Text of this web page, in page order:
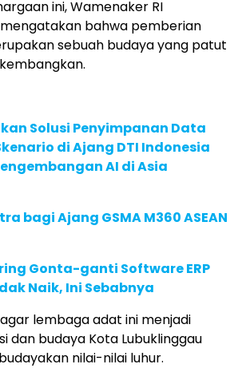
ini, Wamenaker RI
bahwa pemberian
sebuah budaya yang patut
Solusi Penyimpanan Data
di Ajang DTI Indonesia
AI di Asia
bagi Ajang GSMA M360 ASEAN
Gonta-ganti Software ERP
Naik, Ini Sebabnya
lembaga adat ini menjadi
dan budaya Kota Lubuklinggau
nilai-nilai luhur.